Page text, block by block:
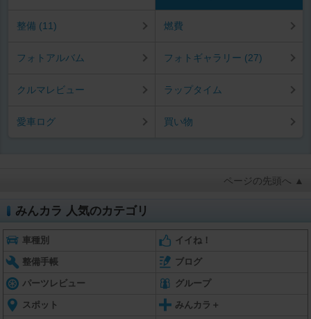
整備 (11) 燃費
フォトアルバム フォトギャラリー (27)
クルマレビュー ラップタイム
愛車ログ 買い物
ページの先頭へ ▲
みんカラ 人気のカテゴリ
車種別 イイね！
整備手帳 ブログ
パーツレビュー グループ
スポット みんカラ＋